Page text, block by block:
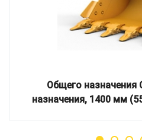
Общего
назначения, 1400 мм